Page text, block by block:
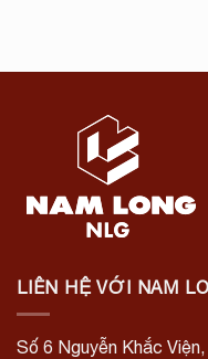
LIÊN HỆ VỚI NAM
Số 6 Nguyễn Khắc